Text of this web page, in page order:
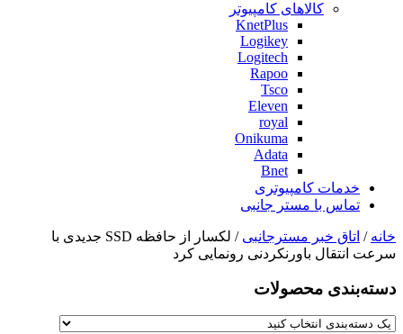
کالاهای کامپیوتر
KnetPlus
Logikey
Logitech
Rapoo
Tsco
Eleven
royal
Onikuma
Adata
Bnet
خدمات کامپیوتری
تماس با مستر جانبی
خانه / اتاق خبر مسترجانبی
/ لکسار از حافظه SSD جدیدی با
سرعت انتقال باورنکردنی رونمایی کرد
دسته‌بندی‌ محصولات